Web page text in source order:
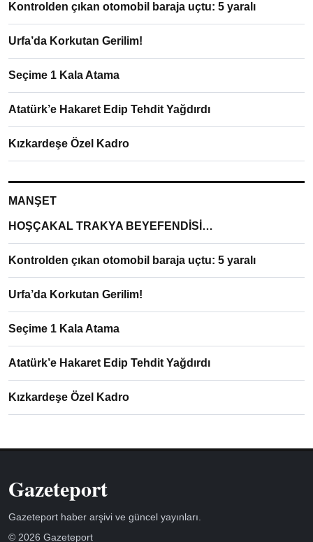
Kontrolden çıkan otomobil baraja uçtu: 5 yaralı
Urfa’da Korkutan Gerilim!
Seçime 1 Kala Atama
Atatürk’e Hakaret Edip Tehdit Yağdırdı
Kızkardeşe Özel Kadro
MANŞET
HOŞÇAKAL TRAKYA BEYEFENDİSİ…
Kontrolden çıkan otomobil baraja uçtu: 5 yaralı
Urfa’da Korkutan Gerilim!
Seçime 1 Kala Atama
Atatürk’e Hakaret Edip Tehdit Yağdırdı
Kızkardeşe Özel Kadro
Gazeteport
Gazeteport haber arşivi ve güncel yayınları.
© 2026 Gazeteport